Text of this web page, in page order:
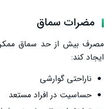
مضرات سماق
مصرف بیش از حد سماق
ایجاد کند:
ناراحتی گوارشی
حساسیت در افراد مستعد